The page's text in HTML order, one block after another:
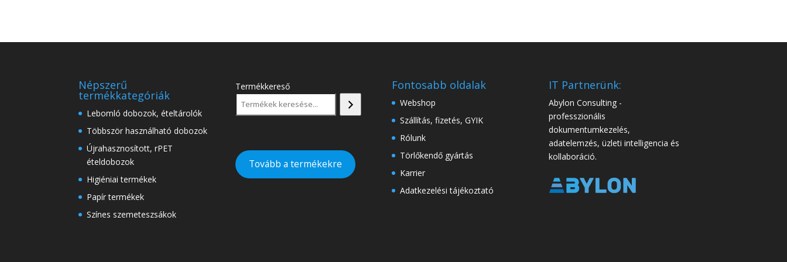
Népszerű
termékkategóriák
Lebomló dobozok, ételtárolók
Többször használható dobozok
Újrahasznosított, rPET
ételdobozok
Higiéniai termékek
Papír termékek
Színes szemeteszsákok
Termékkereső
Tovább a termékekre
Fontosabb oldalak
Webshop
Szállítás, fizetés, GYIK
Rólunk
Törlőkendő gyártás
Karrier
Adatkezelési tájékoztató
IT Partnerünk:
Abylon Consulting -
professzionális
dokumentumkezelés,
adatelemzés, üzleti intelligencia és
kollaboráció.